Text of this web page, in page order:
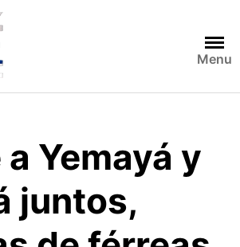
Menu
Yemayá y
juntos,